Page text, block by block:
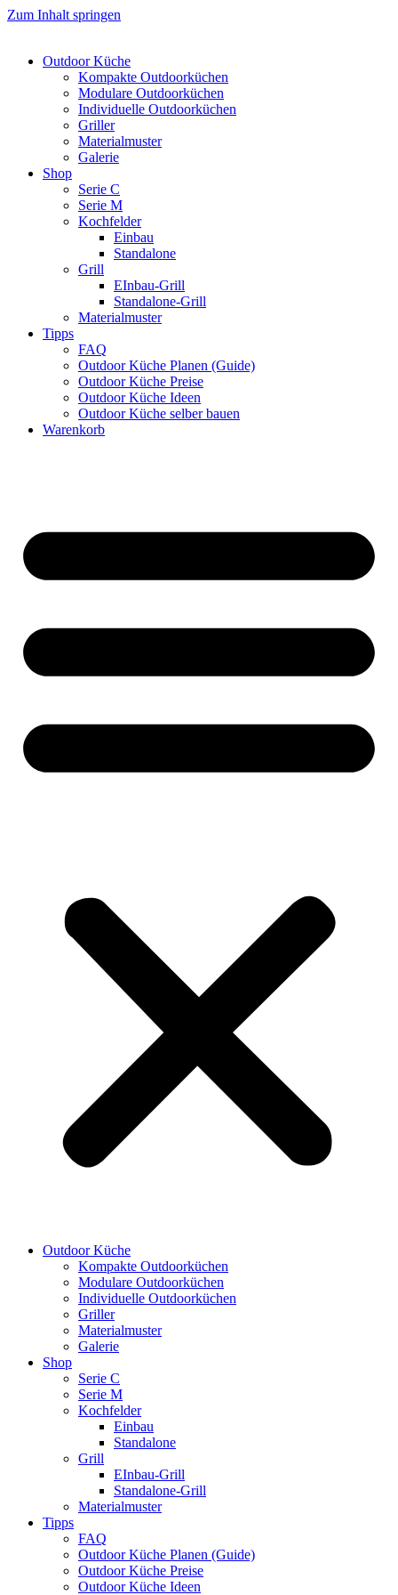
Zum Inhalt springen
Outdoor Küche
Kompakte Outdoorküchen
Modulare Outdoorküchen
Individuelle Outdoorküchen
Griller
Materialmuster
Galerie
Shop
Serie C
Serie M
Kochfelder
Einbau
Standalone
Grill
EInbau-Grill
Standalone-Grill
Materialmuster
Tipps
FAQ
Outdoor Küche Planen (Guide)
Outdoor Küche Preise
Outdoor Küche Ideen
Outdoor Küche selber bauen
Warenkorb
Outdoor Küche
Kompakte Outdoorküchen
Modulare Outdoorküchen
Individuelle Outdoorküchen
Griller
Materialmuster
Galerie
Shop
Serie C
Serie M
Kochfelder
Einbau
Standalone
Grill
EInbau-Grill
Standalone-Grill
Materialmuster
Tipps
FAQ
Outdoor Küche Planen (Guide)
Outdoor Küche Preise
Outdoor Küche Ideen